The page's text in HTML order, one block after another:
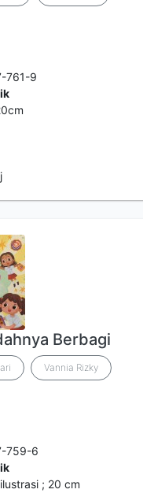
761-9
Berbagi
Vannia Rizky
759-6
; 20 cm